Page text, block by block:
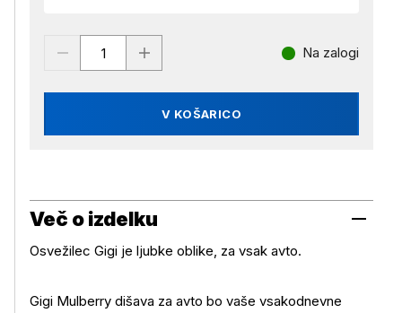
V KOŠARICO
Na zalogi
Več o izdelku
Osvežilec Gigi je ljubke oblike, za vsak avto.
Gigi Mulberry dišava za avto bo vaše vsakodnevne